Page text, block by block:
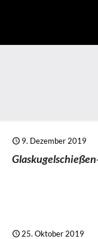
9. Dezember 2019
25. Oktober 2019